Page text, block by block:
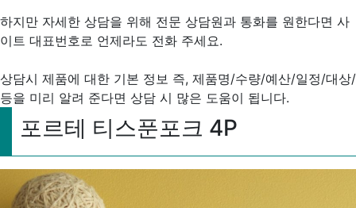
하지만 자세한 상담을 위해 전문 상담원과 통화를 원한다면 사
이트 대표번호로 언제라도 전화 주세요.
상담시 제품에 대한 기본 정보 즉, 제품명/수량/예산/일정/대상/
등을 미리 알려 준다면 상담 시 많은 도움이 됩니다.
포르테 티스푼포크 4P